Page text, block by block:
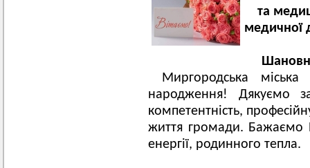
та
медичної
Миргородська
народження! Дякуємо
компетентність,
життя громади. Бажаємо
енергії, родинного тепла.